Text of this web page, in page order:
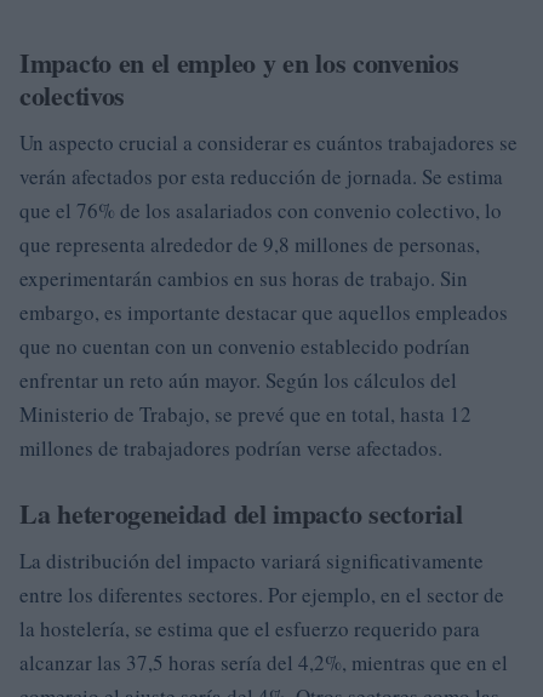
Impacto en el empleo y en los convenios
colectivos
Un aspecto crucial a considerar es cuántos trabajadores se
verán afectados por esta reducción de jornada. Se estima
que el 76% de los asalariados con convenio colectivo, lo
que representa alrededor de 9,8 millones de personas,
experimentarán cambios en sus horas de trabajo. Sin
embargo, es importante destacar que aquellos empleados
que no cuentan con un convenio establecido podrían
enfrentar un reto aún mayor. Según los cálculos del
Ministerio de Trabajo, se prevé que en total, hasta 12
millones de trabajadores podrían verse afectados.
La heterogeneidad del impacto sectorial
La distribución del impacto variará significativamente
entre los diferentes sectores. Por ejemplo, en el sector de
la hostelería, se estima que el esfuerzo requerido para
alcanzar las 37,5 horas sería del 4,2%, mientras que en el